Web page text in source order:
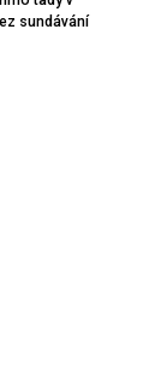
sundávání